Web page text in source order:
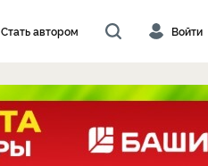
Стать автором Войти